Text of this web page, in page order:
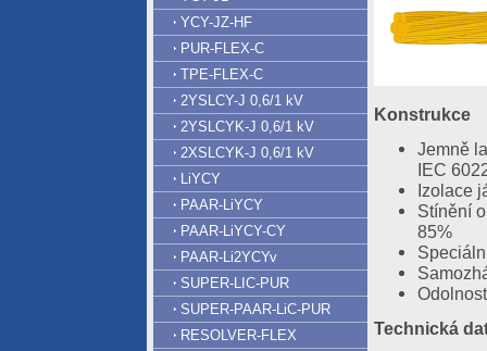
Konstrukce
Jemně
IEC
Izolace
Stínění
85%
Technická
YCY-JZ-HF
PUR-FLEX-C
TPE-FLEX-C
2YSLCY-J 0,6/1 kV
2YSLCYK-J 0,6/1 kV
2XSLCYK-J 0,6/1 kV
LiYCY
PAAR-LiYCY
PAAR-LiYCY-CY
PAAR-Li2YCYv
SUPER-LIC-PUR
SUPER-PAAR-LiC-PUR
RESOLVER-FLEX